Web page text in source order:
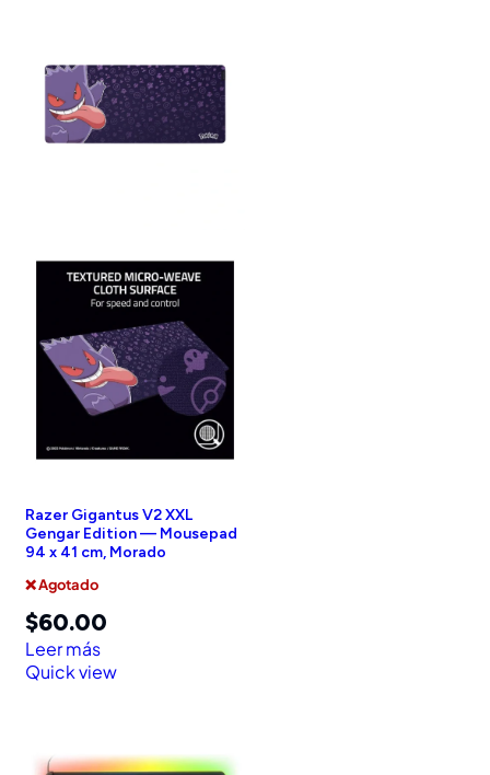
Razer Gigantus V2 XXL
Gengar Edition — Mousepad
94 x 41 cm, Morado
❌ Agotado
$60.00
Leer más
Quick view